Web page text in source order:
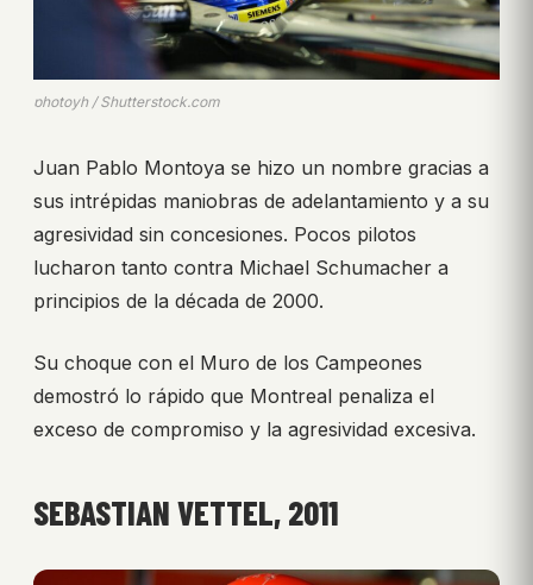
photoyh / Shutterstock.com
Juan Pablo Montoya se hizo un nombre gracias a
sus intrépidas maniobras de adelantamiento y a su
agresividad sin concesiones. Pocos pilotos
lucharon tanto contra Michael Schumacher a
principios de la década de 2000.
Su choque con el Muro de los Campeones
demostró lo rápido que Montreal penaliza el
exceso de compromiso y la agresividad excesiva.
SEBASTIAN VETTEL, 2011